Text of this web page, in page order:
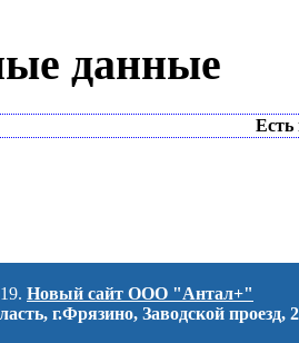
данные
Есть
Новый сайт ООО "Антал+"
г.Фрязино, Заводской проезд, 2